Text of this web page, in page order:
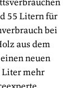
55 Litern für
bei
aus dem
neuen
Liter mehr